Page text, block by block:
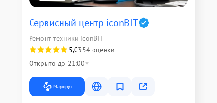
Сервисный центр iconBIT
Ремонт техники iconBIT
5,0354 оценки
Открыто до 21:00
Маршрут